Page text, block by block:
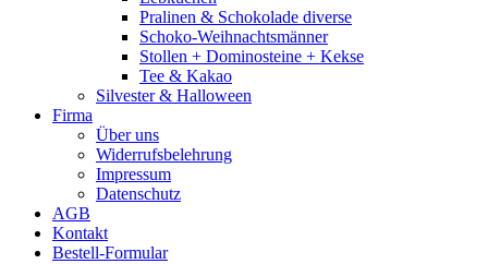
Pralinen & Schokolade diverse
Schoko-Weihnachtsmänner
Stollen + Dominosteine + Kekse
Tee & Kakao
Silvester & Halloween
Firma
Über uns
Widerrufsbelehrung
Impressum
Datenschutz
AGB
Kontakt
Bestell-Formular